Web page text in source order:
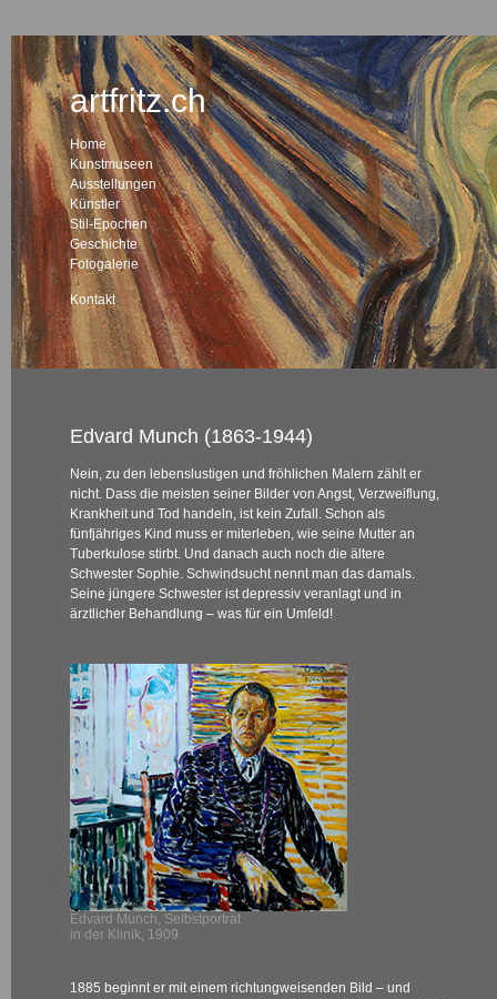
artfritz.ch
Home
Kunstmuseen
Ausstellungen
Künstler
Stil-Epochen
Geschichte
Fotogalerie
Kontakt
Edvard Munch (1863-1944)
Nein, zu den lebenslustigen und fröhlichen Malern zählt er
nicht. Dass die meisten seiner Bilder von Angst, Verzweiflung,
Krankheit und Tod handeln, ist kein Zufall. Schon als
fünfjähriges Kind muss er miterleben, wie seine Mutter an
Tuberkulose stirbt. Und danach auch noch die ältere
Schwester Sophie. Schwindsucht nennt man das damals.
Seine jüngere Schwester ist depressiv veranlagt und in
ärztlicher Behandlung – was für ein Umfeld!
Edvard Munch, Selbstporträt
in der Klinik, 1909.
1885 beginnt er mit einem richtungweisenden Bild – und